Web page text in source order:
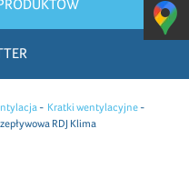
Kratki wentylacyjne
RDJ Klima